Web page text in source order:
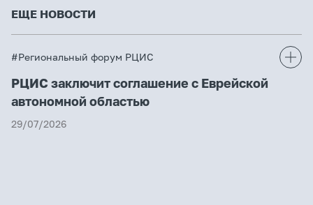
ЕЩЕ НОВОСТИ
#Региональный форум РЦИС
РЦИС заключит соглашение с Еврейской
автономной областью
29/07/2026